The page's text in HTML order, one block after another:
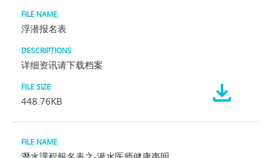
浮潜报名表
详细资讯请下载档案
448.76KB